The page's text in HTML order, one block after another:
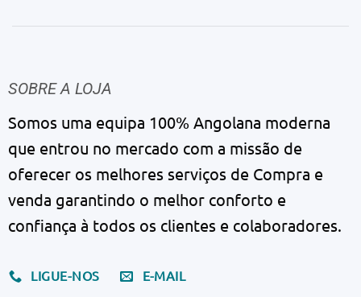
SOBRE A LOJA
Somos uma equipa 100% Angolana moderna
que entrou no mercado com a missão de
oferecer os melhores serviços de Compra e
venda garantindo o melhor conforto e
confiança à todos os clientes e colaboradores.
LIGUE-NOS E-MAIL